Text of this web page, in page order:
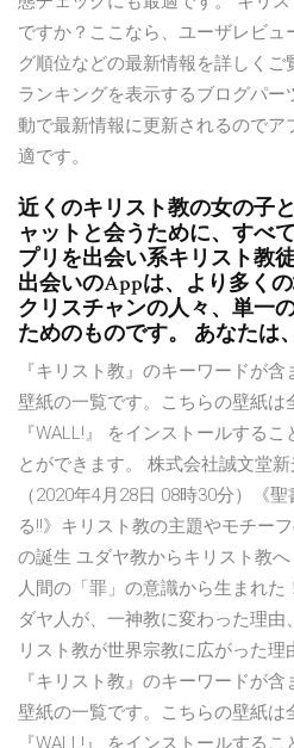
ですか？ここなら、ユーザレビュ
グ順位などの最新情報を詳しくご
ランキングを表示するブログパー
動で最新情報に更新されるのでア
適です。
近くのキリスト教の女の子
ャットと会うために、すべ
プリを出会い系キリスト教
出会いのAppは、より多く
クリスチャンの人々、単一
ためのものです。 あなたは
『キリスト教』のキーワードが
壁紙の一覧です。こちらの壁紙は
『WALL!』 をインストールする
とができます。 株式会社誠文堂
（2020年4月28日 08時30分）《
る!!》キリスト教の主題やモチー
の誕生 ユダヤ教からキリスト教
人間の「罪」の意識から生まれ
ダヤ人が、一神教に変わった理由
リスト教が世界宗教に広がった理
『キリスト教』のキーワードが
壁紙の一覧です。こちらの壁紙は